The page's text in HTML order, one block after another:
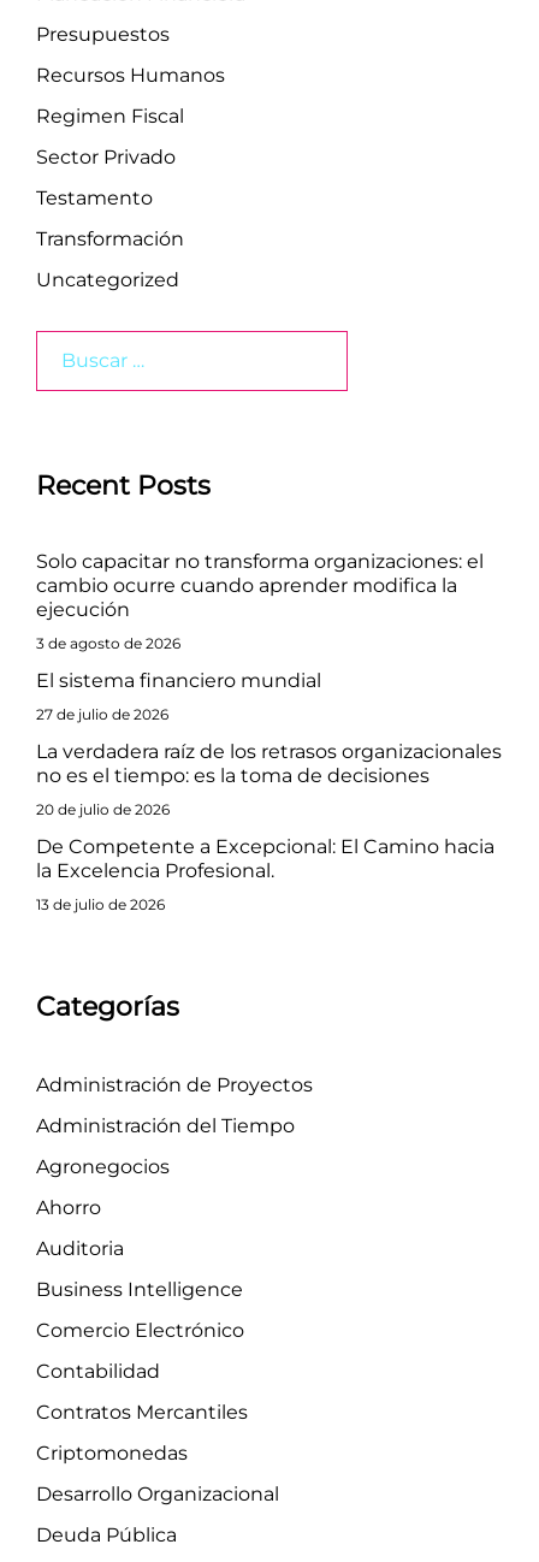
Presupuestos
Recursos Humanos
Regimen Fiscal
Sector Privado
Testamento
Transformación
Uncategorized
Recent Posts
Solo capacitar no transforma organizaciones: el
cambio ocurre cuando aprender modifica la
ejecución
3 de agosto de 2026
El sistema financiero mundial
27 de julio de 2026
La verdadera raíz de los retrasos organizacionales
no es el tiempo: es la toma de decisiones
20 de julio de 2026
De Competente a Excepcional: El Camino hacia
la Excelencia Profesional.
13 de julio de 2026
Categorías
Administración de Proyectos
Administración del Tiempo
Agronegocios
Ahorro
Auditoria
Business Intelligence
Comercio Electrónico
Contabilidad
Contratos Mercantiles
Criptomonedas
Desarrollo Organizacional
Deuda Pública